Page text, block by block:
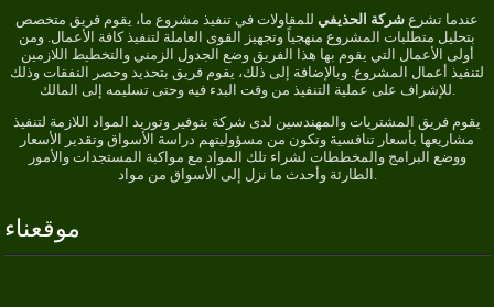
عندما تشرع شركة الحذيفي للمقاولات في تنفيذ مشروع ما، يقوم فريق متخصص
بتحليل متطلبات المشروع منهجياً وتجهيز القوى العاملة لتنفيذ كافة الأعمال. ومن
أولى الأعمال التي يقوم بها هذا الفريق وضع الجدول الزمني والتخطيط اللازمين
لتنفيذ أعمال المشروع. وبالإضافة إلى ذلك، يقوم فريق بتحديد وحصر النفقات وذلك
يقوم فريق المشتريات والمهندسين لدى شركة بتوفير وتوريد المواد اللازمة لتنفيذ
مشاريعها بأسعار تنافسية وتكون من مسؤوليتهم دراسة الأسواق وتقدير الأسعار
ووضع البرامج والمخططات لشراء تلك المواد مع مواكبة المستجدات والأمور
موقعناء